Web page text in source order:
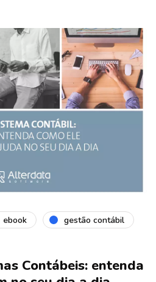
ebook
gestão contábil
Contábeis: entenda